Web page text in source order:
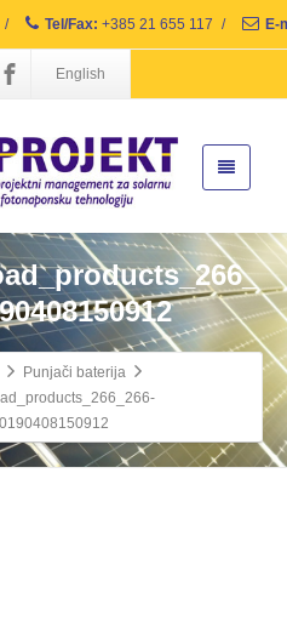
/ Tel/Fax: +385 21 655 117 / E-
English
Punjači baterija